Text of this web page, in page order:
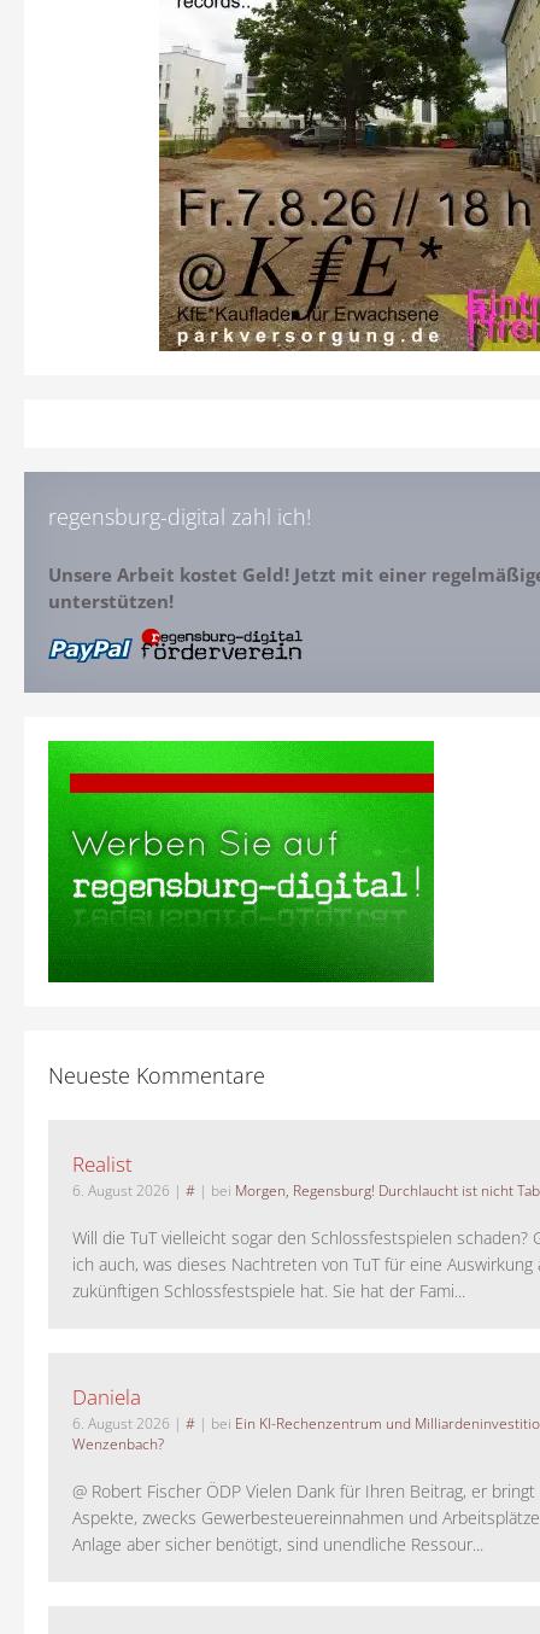
regensburg-digital zahl ich!
Unsere Arbeit kostet Geld! Jetzt mit einer
unterstützen!
Neueste Kommentare
Realist
6. August 2026 | # | bei Morgen, Regensburg! Durchlaucht ist nicht
Will die TuT vielleicht sogar den Schlossfestspielen schaden?
ich auch, was dieses Nachtreten von TuT für eine Auswirkung
zukünftigen Schlossfestspiele hat. Sie hat der Fami...
Daniela
6. August 2026 | # | bei Ein KI-Rechenzentrum und
Wenzenbach?
@ Robert Fischer ÖDP Vielen Dank für Ihren Beitrag, er
Aspekte, zwecks Gewerbesteuereinnahmen und
Anlage aber sicher benötigt, sind unendliche Ressour...